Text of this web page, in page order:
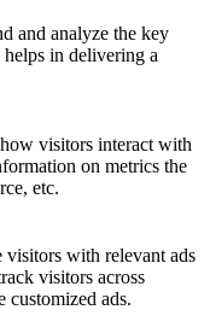
and analyze the key
in delivering a
visitors interact with
on metrics the
etc.
visitors with relevant ads
visitors across
customized ads.